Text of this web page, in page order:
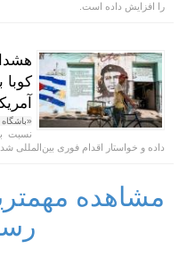
را افزایش داده است.
نسبت
داده و خواستار اقدام فوری بین‌المللی
مشاهده